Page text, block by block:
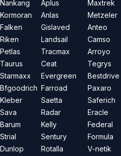
Nankang
Kormoran
Falken
Riken
Petlas
Taurus
Starmaxx
Bfgoodrich
Kleber
Sava
Barum
Strial
Dunlop
Aplus
Anlas
Gislaved
Landsail
Tracmax
Ceat
Evergreen
Farroad
Saetta
Radar
Kelly
Sentury
Rotalla
Maxtrek
Metzeler
Anteo
Camso
Arroyo
Tegrys
Bestdrive
Paxaro
Saferich
Eracle
Federal
Formula
V-netik